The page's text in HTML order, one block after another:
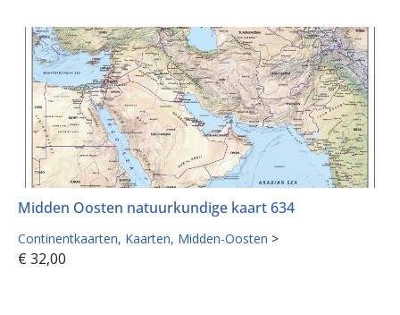
Midden Oosten natuurkundige kaart 634
Continentkaarten Kaarten Midden-Oosten >
€ 32,00